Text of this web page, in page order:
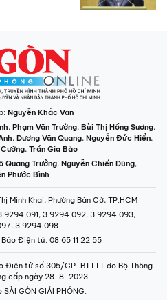
Nguyễn Khắc Văn
, Phạm Văn Trường, Bùi Thị Hồng Sương,
, Dương Văn Quang, Nguyễn Đức Hiển,
, Trần Gia Bảo
Quang Trưởng, Nguyễn Chiến Dũng,
Phước Bình
Minh Khai, Phường Bàn Cờ, TP.HCM
3.9294.092, 3.9294.093,
3.9294.098
Điện tử: 08 65 11 22 55
Điện tử số 305/GP-BTTTT do Bộ Thông
cấp ngày 28-8-2023.
GÒN GIẢI PHÓNG.